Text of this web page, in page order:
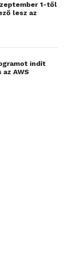
1-től
lesz az
indít
AWS